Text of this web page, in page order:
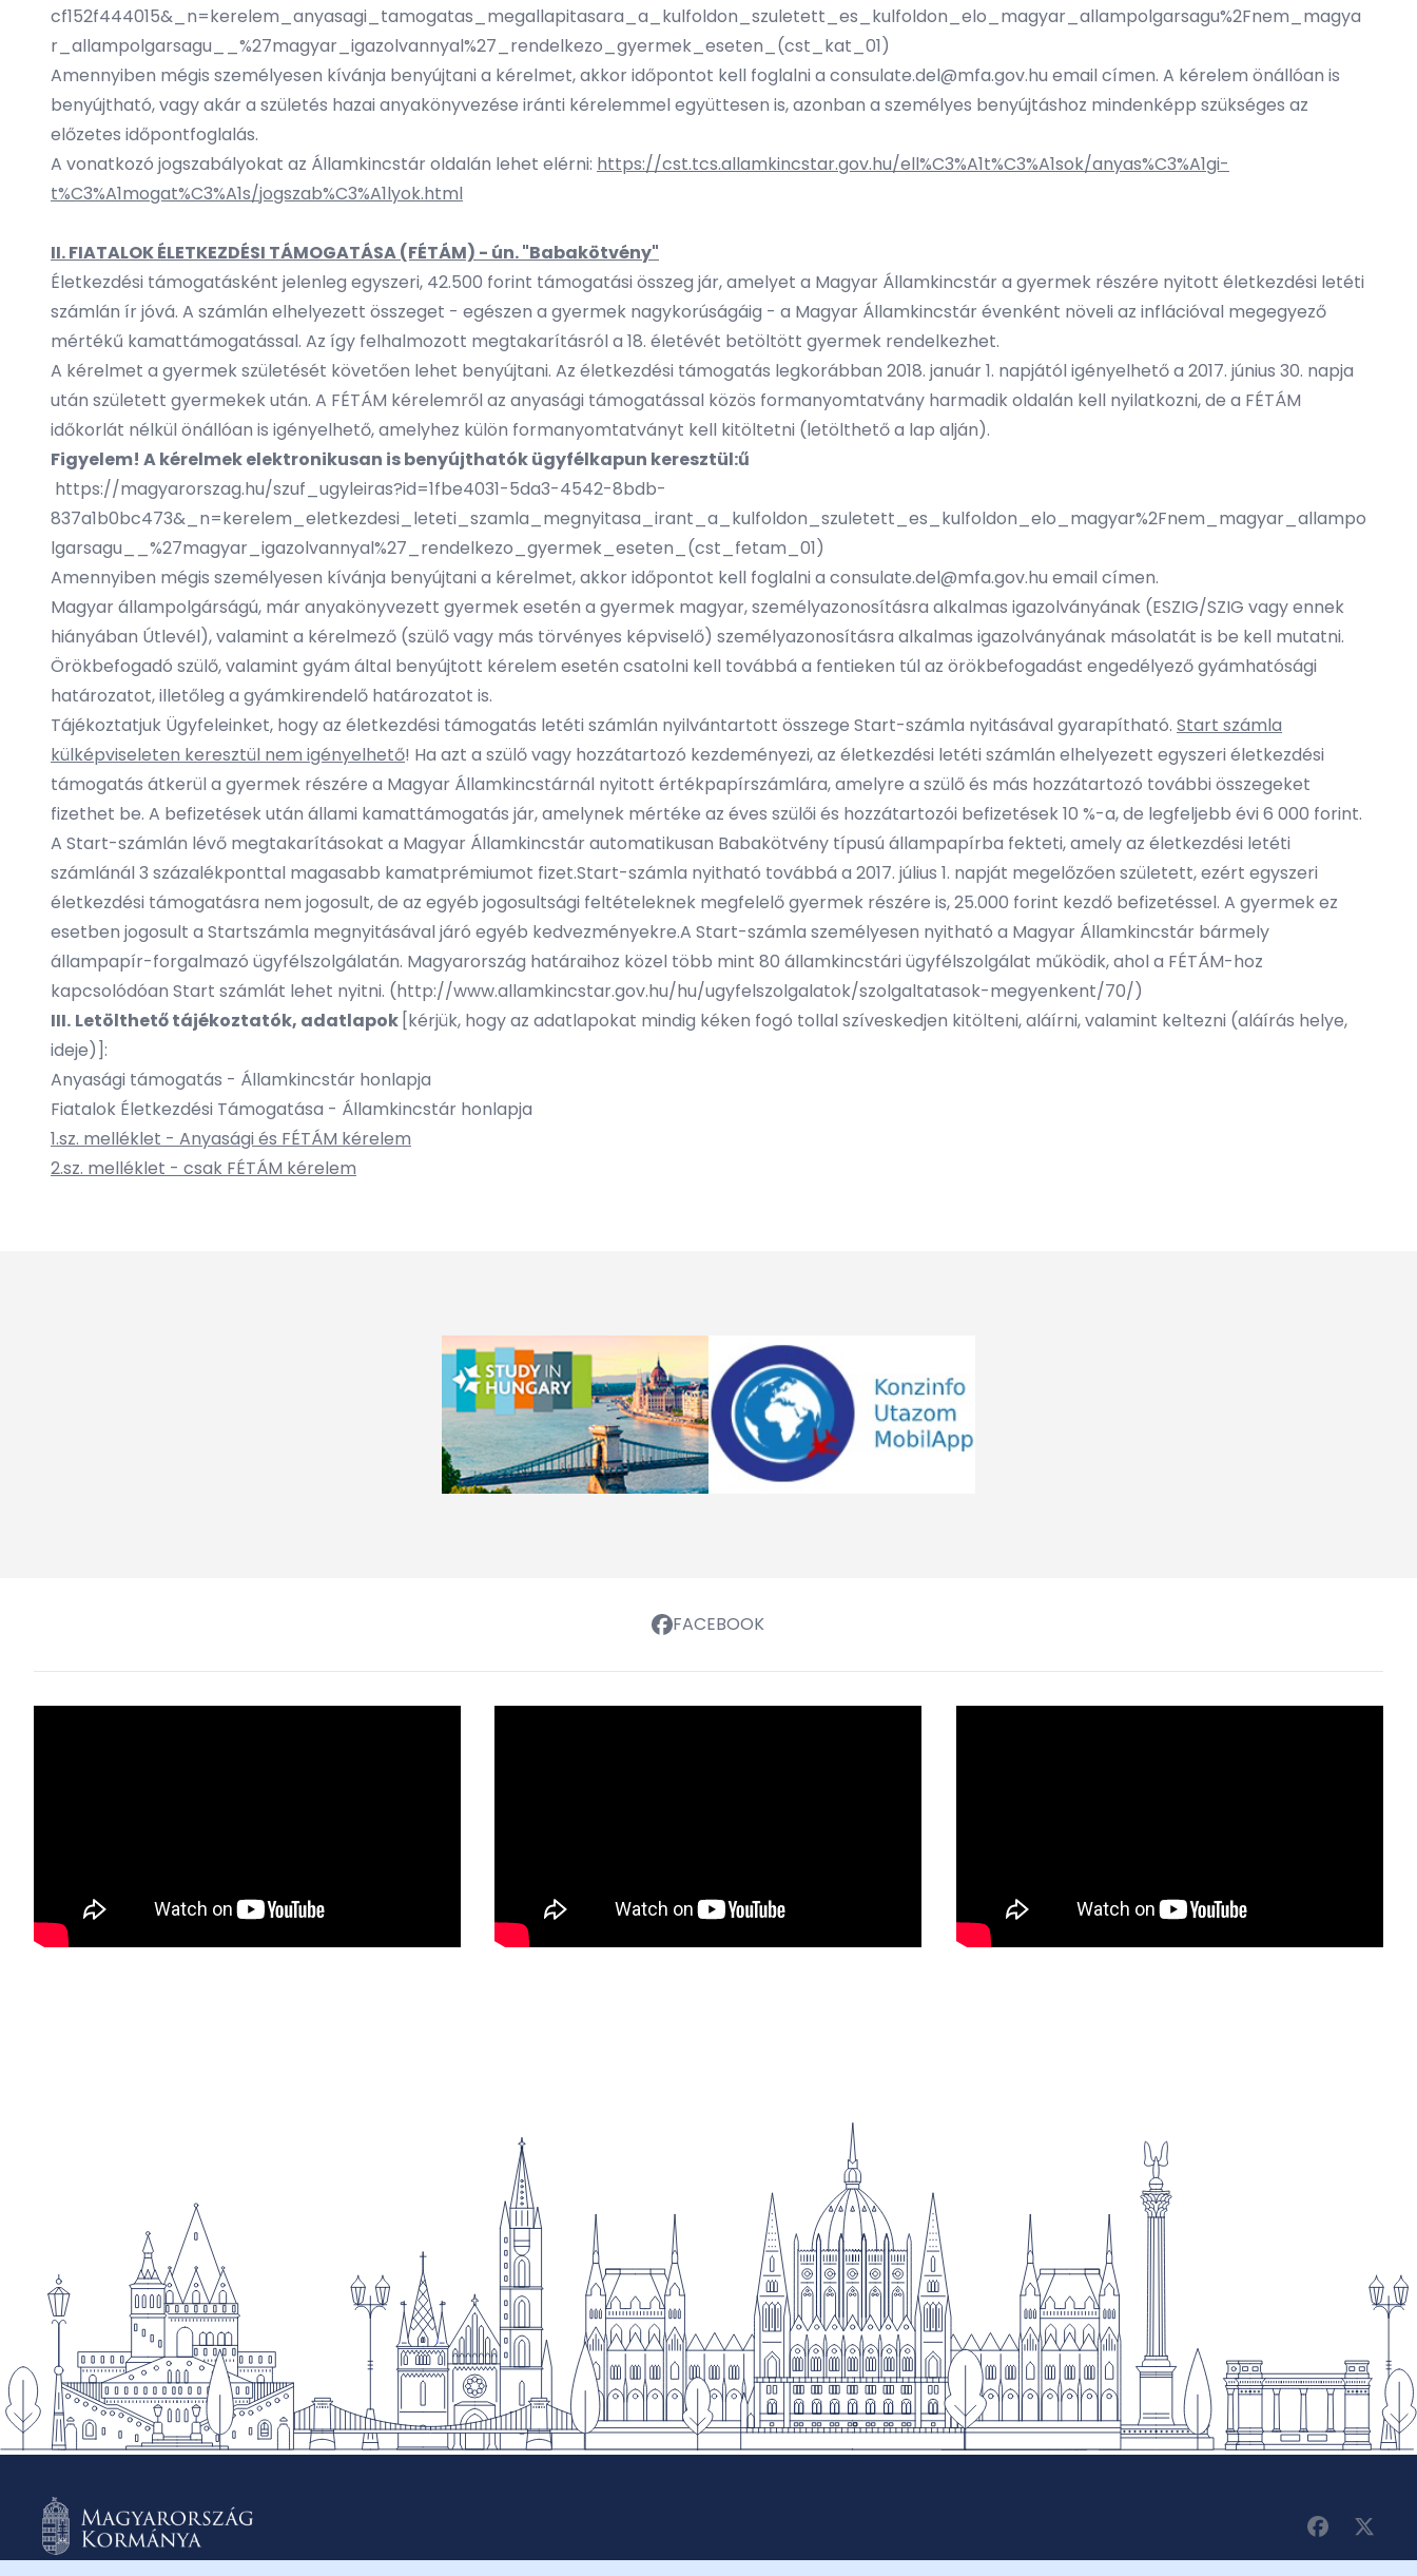
cf152f444015&_n=kerelem_anyasagi_tamogatas_megallapitasara_a_kulfoldon_szuletett_es_kulfoldon_elo_magyar_allampolgarsagu%2Fnem_magya
r_allampolgarsagu__%27magyar_igazolvannyal%27_rendelkezo_gyermek_eseten_(cst_kat_01)
Amennyiben mégis személyesen kívánja benyújtani a kérelmet, akkor időpontot kell foglalni a consulate.del@mfa.gov.hu email címen. A kérelem önállóan is
benyújtható, vagy akár a születés hazai anyakönyvezése iránti kérelemmel együttesen is, azonban a személyes benyújtáshoz mindenképp szükséges az
előzetes időpontfoglalás.
A vonatkozó jogszabályokat az Államkincstár oldalán lehet elérni: https://cst.tcs.allamkincstar.gov.hu/ell%C3%A1t%C3%A1sok/anyas%C3%A1gi-
t%C3%A1mogat%C3%A1s/jogszab%C3%A1lyok.html
II. FIATALOK ÉLETKEZDÉSI TÁMOGATÁSA (FÉTÁM) - ún. "Babakötvény"
Életkezdési támogatásként jelenleg egyszeri, 42.500 forint támogatási összeg jár, amelyet a Magyar Államkincstár a gyermek részére nyitott életkezdési letéti
számlán ír jóvá. A számlán elhelyezett összeget - egészen a gyermek nagykorúságáig - a Magyar Államkincstár évenként növeli az inflációval megegyező
mértékű kamattámogatással. Az így felhalmozott megtakarításról a 18. életévét betöltött gyermek rendelkezhet.
A kérelmet a gyermek születését követően lehet benyújtani. Az életkezdési támogatás legkorábban 2018. január 1. napjától igényelhető a 2017. június 30. napja
után született gyermekek után. A FÉTÁM kérelemről az anyasági támogatással közös formanyomtatvány harmadik oldalán kell nyilatkozni, de a FÉTÁM
időkorlát nélkül önállóan is igényelhető, amelyhez külön formanyomtatványt kell kitöltetni (letölthető a lap alján).
Figyelem! A kérelmek elektronikusan is benyújthatók ügyfélkapun keresztül:ű
https://magyarorszag.hu/szuf_ugyleiras?id=1fbe4031-5da3-4542-8bdb-
837a1b0bc473&_n=kerelem_eletkezdesi_leteti_szamla_megnyitasa_irant_a_kulfoldon_szuletett_es_kulfoldon_elo_magyar%2Fnem_magyar_allampo
lgarsagu__%27magyar_igazolvannyal%27_rendelkezo_gyermek_eseten_(cst_fetam_01)
Amennyiben mégis személyesen kívánja benyújtani a kérelmet, akkor időpontot kell foglalni a consulate.del@mfa.gov.hu email címen.
Magyar állampolgárságú, már anyakönyvezett gyermek esetén a gyermek magyar, személyazonosításra alkalmas igazolványának (ESZIG/SZIG vagy ennek
hiányában Útlevél), valamint a kérelmező (szülő vagy más törvényes képviselő) személyazonosításra alkalmas igazolványának másolatát is be kell mutatni.
Örökbefogadó szülő, valamint gyám által benyújtott kérelem esetén csatolni kell továbbá a fentieken túl az örökbefogadást engedélyező gyámhatósági
határozatot, illetőleg a gyámkirendelő határozatot is.
Tájékoztatjuk Ügyfeleinket, hogy az életkezdési támogatás letéti számlán nyilvántartott összege Start-számla nyitásával gyarapítható. Start számla
külképviseleten keresztül nem igényelhető! Ha azt a szülő vagy hozzátartozó kezdeményezi, az életkezdési letéti számlán elhelyezett egyszeri életkezdési
támogatás átkerül a gyermek részére a Magyar Államkincstárnál nyitott értékpapírszámlára, amelyre a szülő és más hozzátartozó további összegeket
fizethet be. A befizetések után állami kamattámogatás jár, amelynek mértéke az éves szülői és hozzátartozói befizetések 10 %-a, de legfeljebb évi 6 000 forint.
A Start-számlán lévő megtakarításokat a Magyar Államkincstár automatikusan Babakötvény típusú állampapírba fekteti, amely az életkezdési letéti
számlánál 3 százalékponttal magasabb kamatprémiumot fizet.Start-számla nyitható továbbá a 2017. július 1. napját megelőzően született, ezért egyszeri
életkezdési támogatásra nem jogosult, de az egyéb jogosultsági feltételeknek megfelelő gyermek részére is, 25.000 forint kezdő befizetéssel. A gyermek ez
esetben jogosult a Startszámla megnyitásával járó egyéb kedvezményekre.A Start-számla személyesen nyitható a Magyar Államkincstár bármely
állampapír-forgalmazó ügyfélszolgálatán. Magyarország határaihoz közel több mint 80 államkincstári ügyfélszolgálat működik, ahol a FÉTÁM-hoz
kapcsolódóan Start számlát lehet nyitni. (http://www.allamkincstar.gov.hu/hu/ugyfelszolgalatok/szolgaltatasok-megyenkent/70/)
III. Letölthető tájékoztatók, adatlapok [kérjük, hogy az adatlapokat mindig kéken fogó tollal szíveskedjen kitölteni, aláírni, valamint keltezni (aláírás helye,
ideje)]:
Anyasági támogatás - Államkincstár honlapja
Fiatalok Életkezdési Támogatása - Államkincstár honlapja
1.sz. melléklet - Anyasági és FÉTÁM kérelem
2.sz. melléklet - csak FÉTÁM kérelem
FACEBOOK